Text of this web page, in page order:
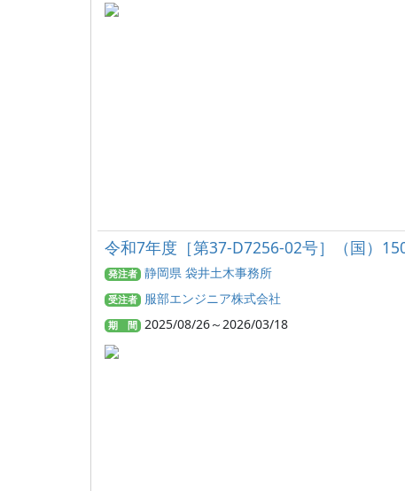
令和7年度［第37-D7256-02号］（国）
発注者 静岡県 袋井土木事務所
受注者 服部エンジニア株式会社
期 間 2025/08/26～2026/03/18